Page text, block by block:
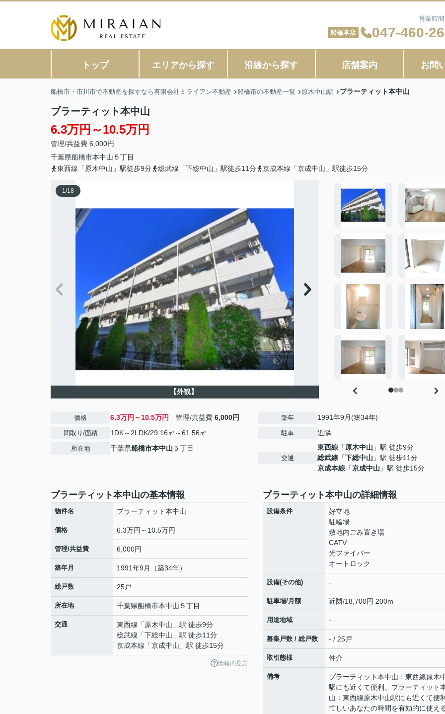
営業時
船橋本店
047-460-
トップ エリアから探す 沿線から探す 店舗案内 お問
船橋市・市川市で不動産を探すなら有限会社ミライアン不動産 船橋市の不動産一覧 原木中山駅 プラーティット本中山
プラーティット本中山
6.3万円～10.5万円
管理/共益費 6,000円
千葉県船橋市本中山 ５丁目
東西線「原木中山」駅徒歩9分
総武線「下総中山」駅徒歩11分 京成本線「京成中山」駅徒歩15分
1/18
【外観】
価格 6.3万円～10.5万円 管理/共益費 6,000円
間取り/面積 1DK～2LDK/29.16㎡～61.56㎡
所在地 千葉県船橋市本中山 ５丁目
築年 1991年9月(築34年)
駐車 近隣
交通
東西線 「原木中山 」駅 徒歩9分
総武線 「下総中山 」駅 徒歩11分
京成本線 「京成中山 」駅 徒歩15分
プラーティット本中山の基本情報
物件名 プラーティット本中山
価格 6.3万円～10.5万円
管理/共益費 6,000円
築年月 1991年9月（築34年）
総戸数 25戸
所在地 千葉県船橋市本中山 ５丁目
交通 東西線 「 原木中山 」駅 徒歩9分
総武線 「下総中山 」駅 徒歩11分
京成本線 「京成中山 」駅 徒歩15分
情報の見方
プラーティット本中山の詳細情報
設備条件
好立地
駐輪場
敷地内ごみ置き場
CATV
光ファイバー
オートロック
設備(その他) -
駐車場/月額 近隣/18,700円 200m
用途地域 -
募集戸数 / 総戸数 - / 25戸
取引態様 仲介
備考
プラーティット本中山：東西線原木
駅にも近くて便利。プラーティット
山：東西線原木中山駅にも近くて便
忙しいあなたの時間を有効的に使え